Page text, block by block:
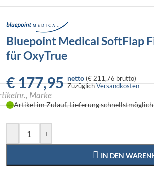
Bluepoint Medical SoftFlap
für OxyTrue
€177,95 netto (€ 211,76 brutto)
ZuzüglichVersandkosten
Artikel im Zulauf, Lieferung schnellstmöglich
- +
IN DEN